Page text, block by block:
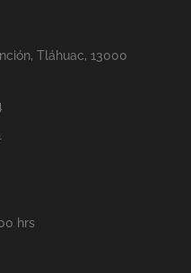
Tláhuac, 13000
hrs